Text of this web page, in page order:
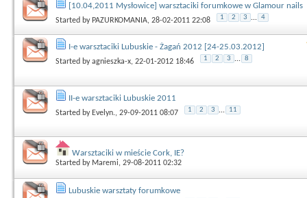
[10.04,2011 Mysłowice] warsztaciki forumkowe w Glamour nails
Started by PAZURKOMANIA, 28-02-2011 22:08 1 2 3 ... 4
I-e warsztaciki Lubuskie - Żagań 2012 [24-25.03.2012]
Started byagnieszka-x, 22-01-2012 18:46 1 2 3 ... 8
II-e warsztaciki Lubuskie 2011
Started by Evelyn., 29-09-2011 08:07 1 2 3 ... 11
Warsztaciki w mieście Cork, IE?
Started by Maremi, 29-08-2011 02:32
Lubuskie warsztaty forumkowe